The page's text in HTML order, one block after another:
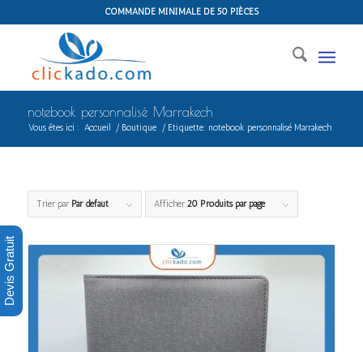
COMMANDE MINIMALE DE 50 PIÈCES
notebook personnalisé Marrakech
Vous êtes ici : Accueil / Boutique / Etiquette: notebook personnalisé Marrakech
Trier par Par défaut Afficher 20 Produits par page
Devis Gratuit